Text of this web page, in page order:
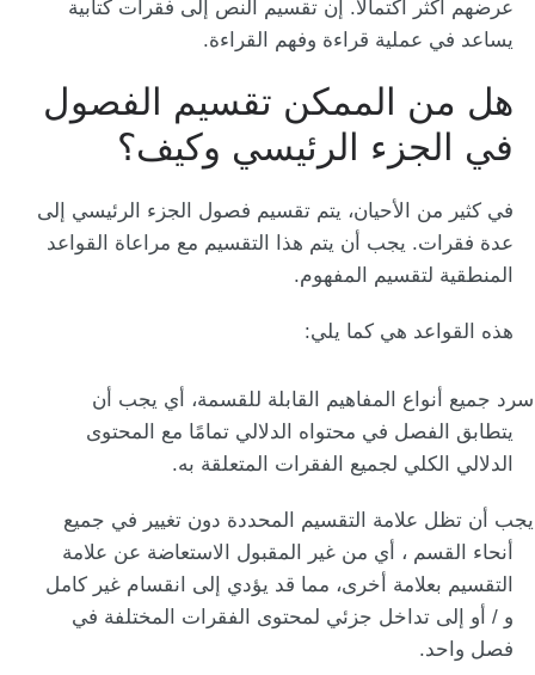
عرضهم أكثر اكتمالا. إن تقسيم النص إلى فقرات كتابية
يساعد في عملية قراءة وفهم القراءة.
هل من الممكن تقسيم الفصول
في الجزء الرئيسي وكيف؟
في كثير من الأحيان، يتم تقسيم فصول الجزء الرئيسي إلى
عدة فقرات. يجب أن يتم هذا التقسيم مع مراعاة القواعد
المنطقية لتقسيم المفهوم.
هذه القواعد هي كما يلي:
سرد جميع أنواع المفاهيم القابلة للقسمة، أي يجب أن
يتطابق الفصل في محتواه الدلالي تمامًا مع المحتوى
الدلالي الكلي لجميع الفقرات المتعلقة به.
يجب أن تظل علامة التقسيم المحددة دون تغيير في جميع
أنحاء القسم ، أي من غير المقبول الاستعاضة عن علامة
التقسيم بعلامة أخرى، مما قد يؤدي إلى انقسام غير كامل
و / أو إلى تداخل جزئي لمحتوى الفقرات المختلفة في
فصل واحد.